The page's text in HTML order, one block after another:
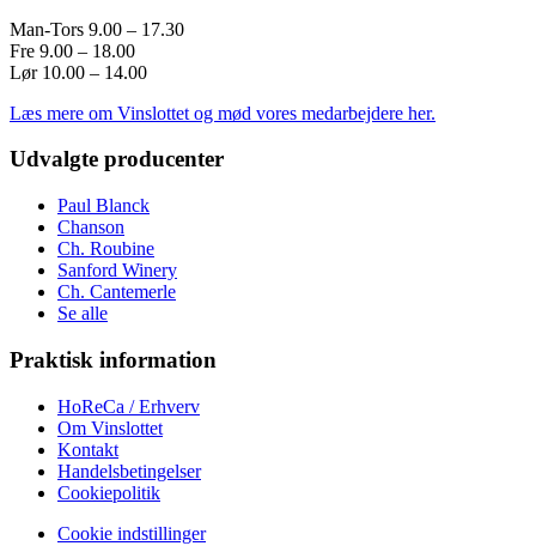
Man-Tors 9.00 – 17.30
Fre 9.00 – 18.00
Lør 10.00 – 14.00
Læs mere om Vinslottet og mød vores medarbejdere her.
Udvalgte producenter
Paul Blanck
Chanson
Ch. Roubine
Sanford Winery
Ch. Cantemerle
Se alle
Praktisk information
HoReCa / Erhverv
Om Vinslottet
Kontakt
Handelsbetingelser
Cookiepolitik
Cookie indstillinger